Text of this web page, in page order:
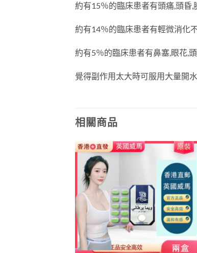
約有15％的臨床患者有頭痛,頭昏,
約有14％的臨床患者有輕微消化
約有5％的臨床患者有鼻塞,眼花,
覺得副作用太大時可服用大量開
相關商品